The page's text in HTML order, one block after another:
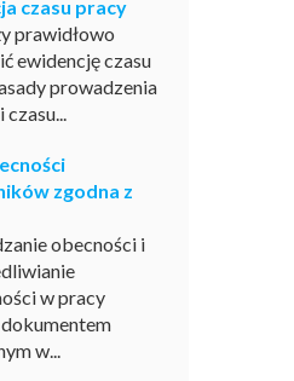
czasu pracy
prawidłowo
ewidencję czasu
prowadzenia
zgodna z
obecności i
w pracy
w...